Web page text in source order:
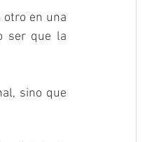
otro en una
ser que la
sino que